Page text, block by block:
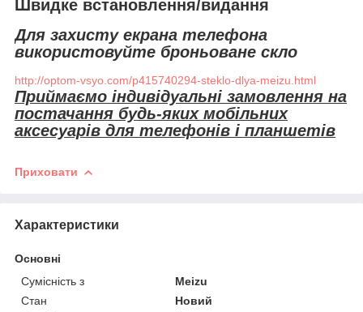
Швидке встановлення/видання
Для захисту екрана телефона
використовуйте броньоване скло
http://optom-vsyo.com/p415740294-steklo-dlya-meizu.html
Приймаємо індивідуальні замовлення на
постачання будь-яких мобільних
аксесуарів для телефонів і планшетів
Приховати
Характеристики
Основні
Сумісність з
Meizu
Стан
Новий